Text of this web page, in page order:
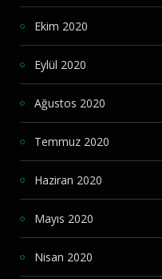
Ekim 2020
Eylül 2020
Ağustos 2020
Temmuz 2020
Haziran 2020
Mayıs 2020
Nisan 2020